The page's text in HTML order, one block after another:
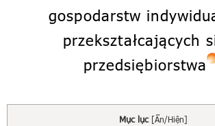
gospodarstw
przekształcających
przedsiębiorstwa
Mục lục [Ẩn/Hiện]